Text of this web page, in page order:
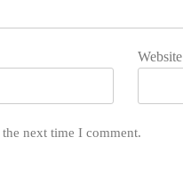
Website
next time I comment.